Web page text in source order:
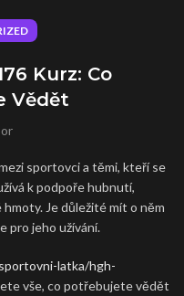
Kurz: Co
Vědět
sportovci a těmi, kteří se
k podpoře hubnutí,
Je důležité mít o něm
pro jeho užívání.
latka/hgh-
vše, co potřebujete vědět